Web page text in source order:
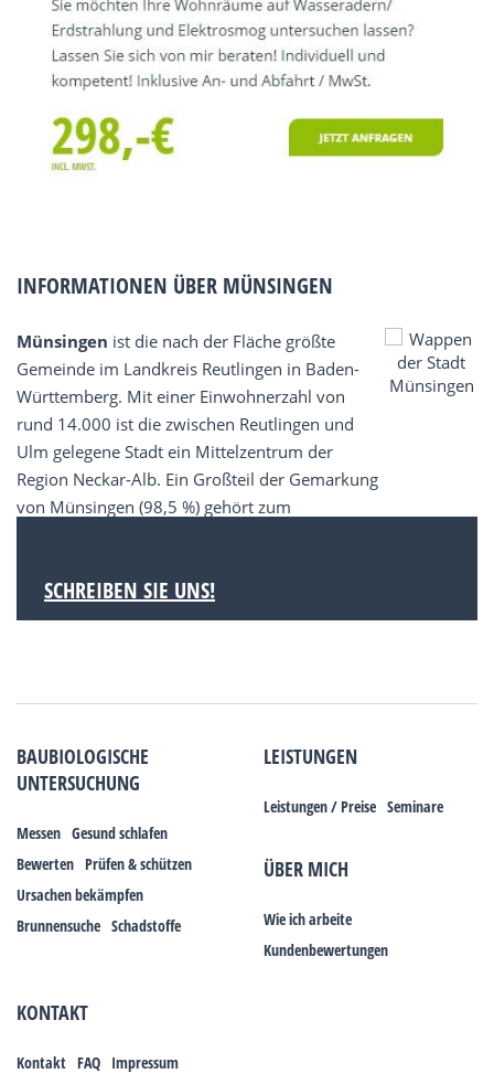
INFORMATIONEN ÜBER MÜNSINGEN
Münsingen ist die nach der Fläche größte
Gemeinde im Landkreis Reutlingen in Baden-
Württemberg. Mit einer Einwohnerzahl von
rund 14.000 ist die zwischen Reutlingen und
Ulm gelegene Stadt ein Mittelzentrum der
Region Neckar-Alb. Ein Großteil der Gemarkung
von Münsingen (98,5 %) gehört zum
SCHREIBEN SIE UNS!
BAUBIOLOGISCHE
UNTERSUCHUNG
Messen Gesund schlafen
Bewerten Prüfen & schützen
Ursachen bekämpfen
Brunnensuche Schadstoffe
LEISTUNGEN
Leistungen / Preise Seminare
ÜBER MICH
Wie ich arbeite
Kundenbewertungen
KONTAKT
Kontakt FAQ Impressum